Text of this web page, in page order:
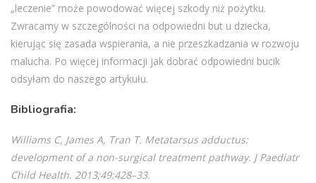
„leczenie” może powodować więcej szkody niż pożytku.
Zwracamy w szczególności na odpowiedni but u dziecka,
kierując się zasada wspierania, a nie przeszkadzania w rozwoju
malucha. Po więcej informacji jak dobrać odpowiedni bucik
odsyłam do naszego artykułu.
Bibliografia:
Williams C, James A, Tran T. Metatarsus adductus:
development of a non-surgical treatment pathway. J Paediatr
Child Health. 2013;49:428–33.